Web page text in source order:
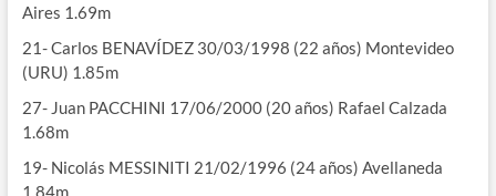
Aires 1.69m
21- Carlos BENAVÍDEZ 30/03/1998 (22 años) Montevideo
(URU) 1.85m
27- Juan PACCHINI 17/06/2000 (20 años) Rafael Calzada
1.68m
19- Nicolás MESSINITI 21/02/1996 (24 años) Avellaneda
1.84m